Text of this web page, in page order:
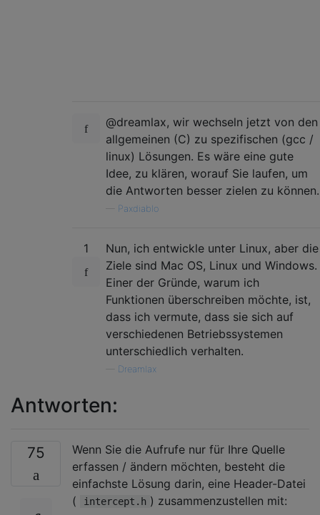
@dreamlax, wir wechseln jetzt von den
allgemeinen (C) zu spezifischen (gcc /
linux) Lösungen. Es wäre eine gute
Idee, zu klären, worauf Sie laufen, um
die Antworten besser zielen zu können.
Paxdiablo
1
Nun, ich entwickle unter Linux, aber die
Ziele sind Mac OS, Linux und Windows.
Einer der Gründe, warum ich
Funktionen überschreiben möchte, ist,
dass ich vermute, dass sie sich auf
verschiedenen Betriebssystemen
unterschiedlich verhalten.
Dreamlax
Antworten:
75
Wenn Sie die Aufrufe nur für Ihre Quelle
erfassen / ändern möchten, besteht die
einfachste Lösung darin, eine Header-Datei
(
intercept.h ) zusammenzustellen mit: